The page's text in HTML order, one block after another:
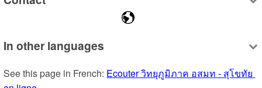
In other languages
See this page in French: Ecouter วิทยุภูมิภาค อสมท - สุโขทัย